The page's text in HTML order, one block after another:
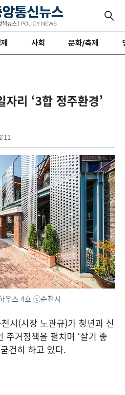
사회 문화/축제
자리 ‘3합 정주환경’
우스 4호 ⓒ순천시
시(시장 노관규)가 청년과 신
주거정책을 펼치며 ‘살기 좋
건히 하고 있다.